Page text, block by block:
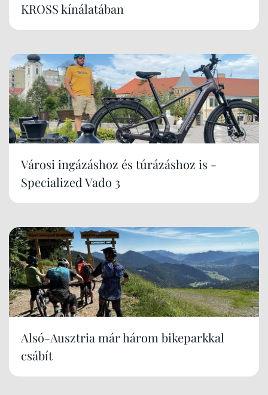
KROSS kínálatában
Városi ingázáshoz és túrázáshoz is -
Specialized Vado 3
Alsó-Ausztria már három bikeparkkal
csábít